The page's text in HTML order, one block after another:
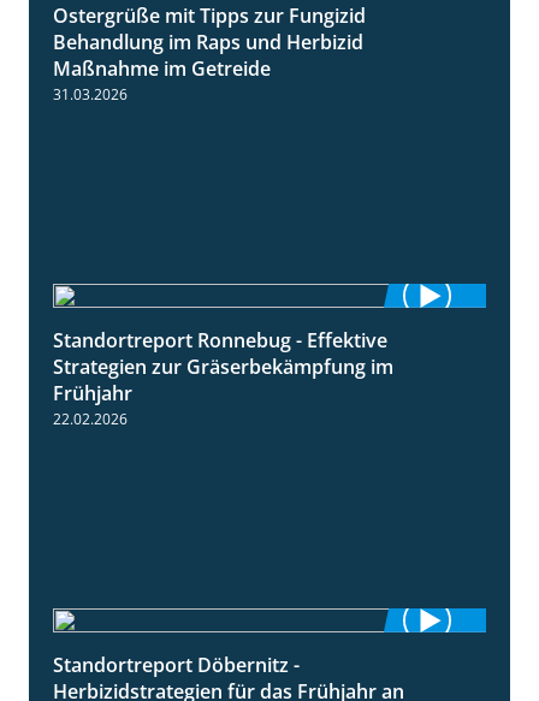
Ostergrüße mit Tipps zur Fungizid
Behandlung im Raps und Herbizid
Maßnahme im Getreide
31.03.2026
Standortreport Ronnebug - Effektive
Strategien zur Gräserbekämpfung im
Frühjahr
22.02.2026
Standortreport Döbernitz -
Herbizidstrategien für das Frühjahr an